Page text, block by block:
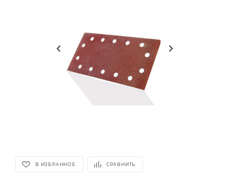
В ИЗБРАННОЕ СРАВНИТЬ